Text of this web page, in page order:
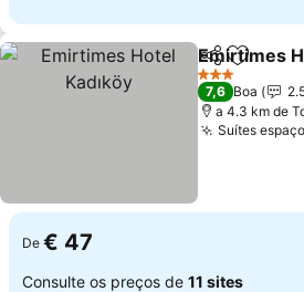
Partilhar
Emirtimes
3 Estrelas
7,6 Boa
a 4.3 km de
Suítes
De € 47
Consulte os preços de 11 sites